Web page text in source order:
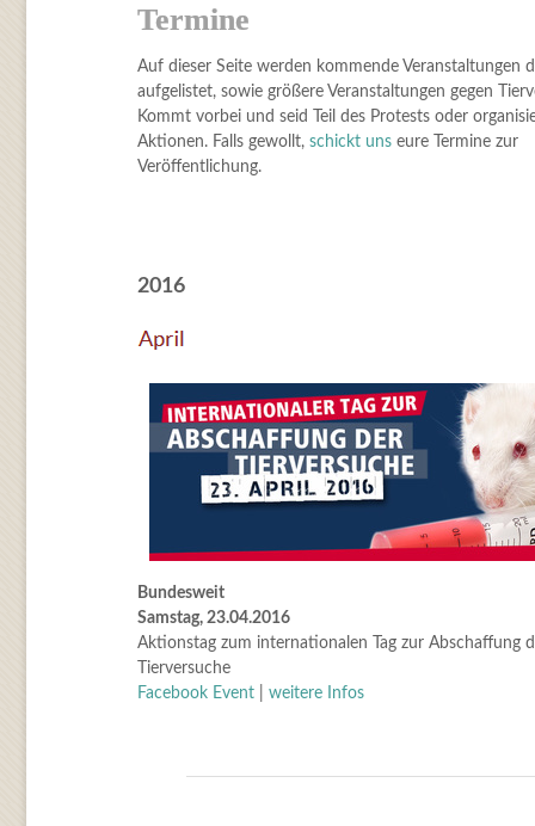
Termine
Auf dieser Seite werden kommende Veranstaltungen
aufgelistet, sowie größere Veranstaltungen gegen
Kommt vorbei und seid Teil des Protests oder
Aktionen. Falls gewollt, schickt unseure Termine zur
Veröffentlichung.
2016
Bundesweit
Samstag, 23.04.2016
Aktionstag zum internationalen Tag zur Abschaffung
Tierversuche
Facebook Event| weitere Infos